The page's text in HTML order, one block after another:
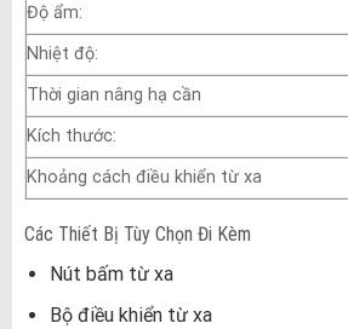
Độ ẩm:
Nhiệt độ:
Thời gian nâng hạ cần
Kích thước:
Khoảng cách điều khiển từ xa
Các Thiết Bị Tùy Chọn Đi Kèm
Nút bấm từ xa
Bộ điều khiển từ xa